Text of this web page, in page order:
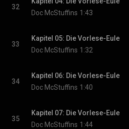
32
Doc McStuffins 1:43
33
Kapitel 05: Die Vorlese-Eule
Doc McStuffins 1:32
34
Kapitel 06: Die Vorlese-Eule
Doc McStuffins 1:40
35
Kapitel 07: Die Vorlese-Eule
Doc McStuffins 1:44